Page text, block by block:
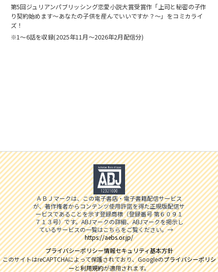
第5回ジュリアンパブリッシング恋愛小説大賞受賞作「上司と秘密の子作
り契約始めます～あなたの子供を産んでいいですか？～」をコミカライ
ズ！
※1～6話を収録(2025年11月～2026年2月配信分)
ＡＢＪマークは、この電子書店・電子書籍配信サービス
が、著作権者からコンテンツ使用許諾を得た正規版配信サ
ービスであることを示す登録商標（登録番号 第６０９１
７１３号）です。ABJマークの詳細、ABJマークを掲示し
ているサービスの一覧はこちらをご覧ください。→
https://aebs.or.jp/
プライバシーポリシー情報セキュリティ基本方針
このサイトはreCAPTCHAによって保護されており、Googleのプライバシーポリシ
ーと利用規約が適用されます。